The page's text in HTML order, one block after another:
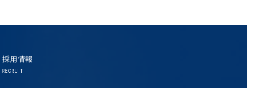
採用情報
RECRUIT